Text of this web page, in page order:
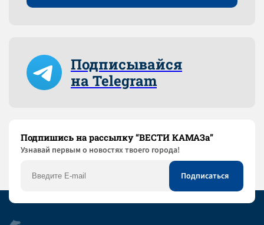
Подписывайся
на Telegram
Подпишись на рассылку “ВЕСТИ КАМАЗа”
Узнaвай первым о новостях твоего города!